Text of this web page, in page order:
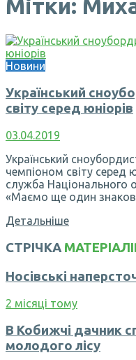
Мітки:
Новини
Український
світу серед юніорів
03.04.2019
Український
чемпіоном світу серед
служба Національного
«Маємо ще один
Детальніше
СТРІЧКА
Носівські
2 місяці тому
В Кобижчі дачник
молодого лісу